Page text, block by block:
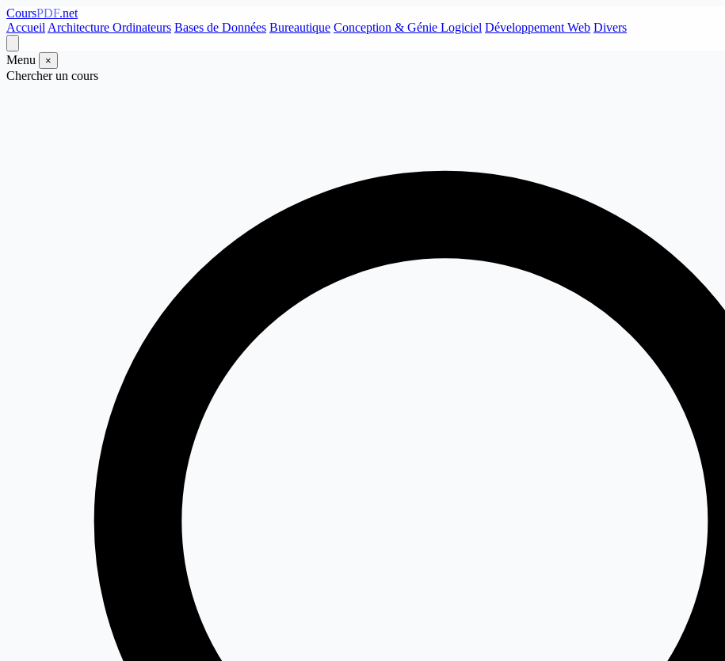
CoursPDF.net
Accueil Architecture Ordinateurs Bases de Données Bureautique Conception & Génie Logiciel Développement Web Divers
Menu ×
Chercher un cours